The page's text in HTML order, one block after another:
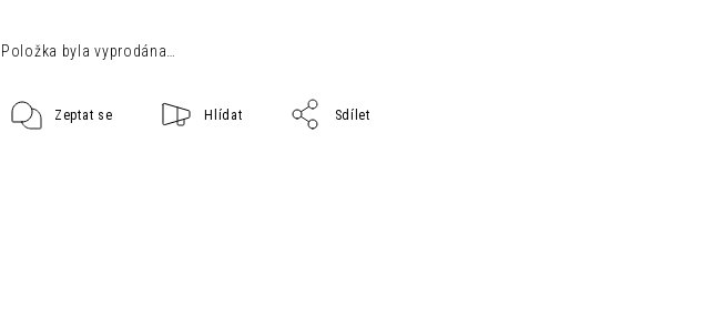
Položka byla vyprodána…
Zeptat se Hlídat Sdílet